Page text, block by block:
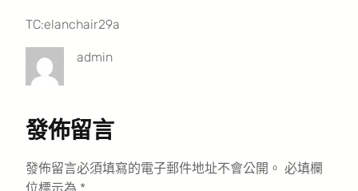
TC:elanchair29a
admin
發佈留言
發佈留言必須填寫的電子郵件地址不會公開。 必填欄